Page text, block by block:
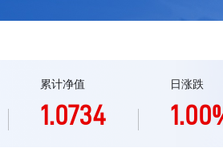
累计净值
1.0734
日涨跌